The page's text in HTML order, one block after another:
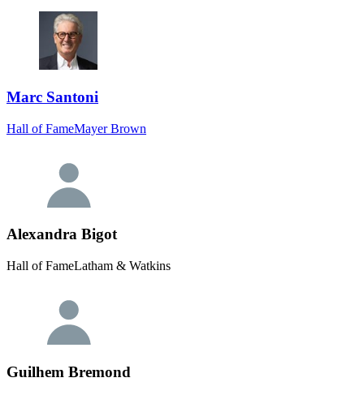
Marc Santoni
Hall of FameMayer Brown
Alexandra Bigot
Hall of FameLatham & Watkins
Guilhem Bremond